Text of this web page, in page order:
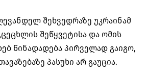
შეხვედრაზე უკრაინამ
შეწყვეტისა და ომის
წინადადება პირველად გაიგო,
პასუხი არ გაუცია.